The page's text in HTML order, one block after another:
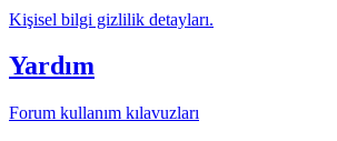
Kişisel bilgi gizlilik detayları.
Yardım
Forum kullanım kılavuzları